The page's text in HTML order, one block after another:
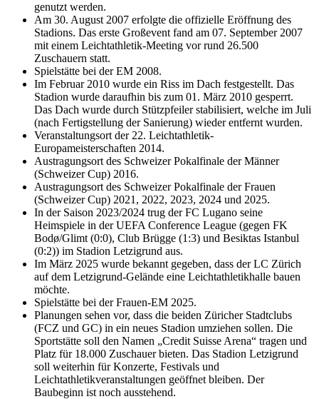
genutzt werden.
Am 30. August 2007 erfolgte die offizielle Eröffnung des
Stadions. Das erste Großevent fand am 07. September 2007
mit einem Leichtathletik-Meeting vor rund 26.500
Zuschauern statt.
Spielstätte bei der EM 2008.
Im Februar 2010 wurde ein Riss im Dach festgestellt. Das
Stadion wurde daraufhin bis zum 01. März 2010 gesperrt.
Das Dach wurde durch Stützpfeiler stabilisiert, welche im Juli
(nach Fertigstellung der Sanierung) wieder entfernt wurden.
Veranstaltungsort der 22. Leichtathletik-
Europameisterschaften 2014.
Austragungsort des Schweizer Pokalfinale der Männer
(Schweizer Cup) 2016.
Austragungsort des Schweizer Pokalfinale der Frauen
(Schweizer Cup) 2021, 2022, 2023, 2024 und 2025.
In der Saison 2023/2024 trug der FC Lugano seine
Heimspiele in der UEFA Conference League (gegen FK
Bodø/Glimt (0:0), Club Brügge (1:3) und Besiktas Istanbul
(0:2)) im Stadion Letzigrund aus.
Im März 2025 wurde bekannt gegeben, dass der LC Zürich
auf dem Letzigrund-Gelände eine Leichtathletikhalle bauen
möchte.
Spielstätte bei der Frauen-EM 2025.
Planungen sehen vor, dass die beiden Züricher Stadtclubs
(FCZ und GC) in ein neues Stadion umziehen sollen. Die
Sportstätte soll den Namen „Credit Suisse Arena“ tragen und
Platz für 18.000 Zuschauer bieten. Das Stadion Letzigrund
soll weiterhin für Konzerte, Festivals und
Leichtathletikveranstaltungen geöffnet bleiben. Der
Baubeginn ist noch ausstehend.